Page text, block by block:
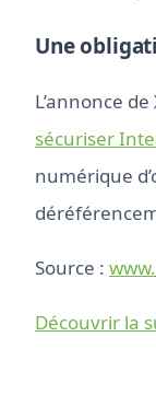
Une
L’annonce
sécuriser
numérique
Source :
Découvrir la